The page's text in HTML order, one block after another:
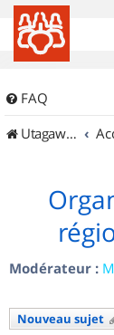
FAQ
UtagawaVTT (Randos VTT et VTTAE avec traces GPS)
Modérateur :
Nouveau sujet